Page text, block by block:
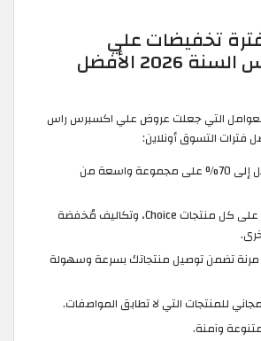
فترة تخفيضات علي
اكسبرس راس السنة 2026 الأفضل
التي جعلت عروض علي اكسبرس راس
تخفيضات تصل إلى 70% على مجموعة واسعة من
شحن مجاني على كل منتجات Choice، وتكاليف مُخفضة
تضمن توصيل منتجاتك بسرعة وسهولة
للمنتجات التي لا تطابق المواصفات.
وآمنة.